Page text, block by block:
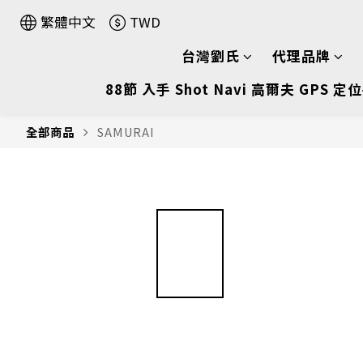
繁體中文
TWD
台灣劉氏
代理品牌
88節 入手 Shot Navi 高爾夫 GPS
全部商品 SAMURAI